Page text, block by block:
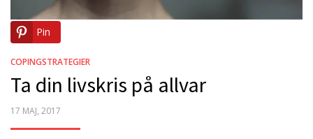
Pin
COPINGSTRATEGIER
Ta din livskris på allvar
POSTED
17 MAJ, 2017